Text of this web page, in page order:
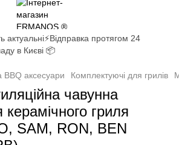
протягом 24
в Києві 📦
BBQ аксесуари Комплектуючі для грилів
чавунна
керамічного гриля
SAM, RON, BEN